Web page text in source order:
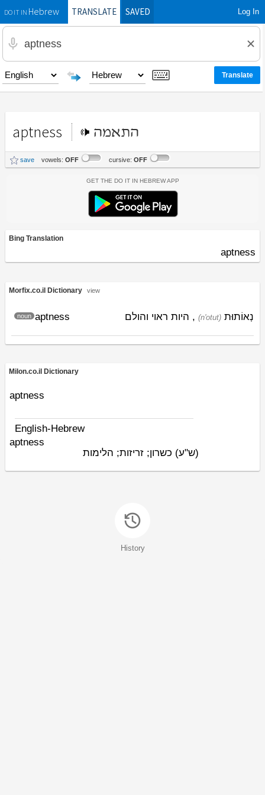
DO IT INHebrewTRANSLATE SAVED Log In
aptness התאמה
save vowels: OFF cursive: OFF
Get the Do It In Hebrew App
Bing Translation
aptness
Morfix.co.il Dictionary view
aptness
noun (n'otut) נְאוֹתוּת , היות ראוי והולם
Milon.co.il Dictionary
aptness
English-Hebrew
aptness
(ש"ע) כשרון; זריזות; הלימות
History